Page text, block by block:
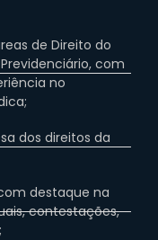
de Direito do
com
no
dos direitos da
destaque na
contestações,